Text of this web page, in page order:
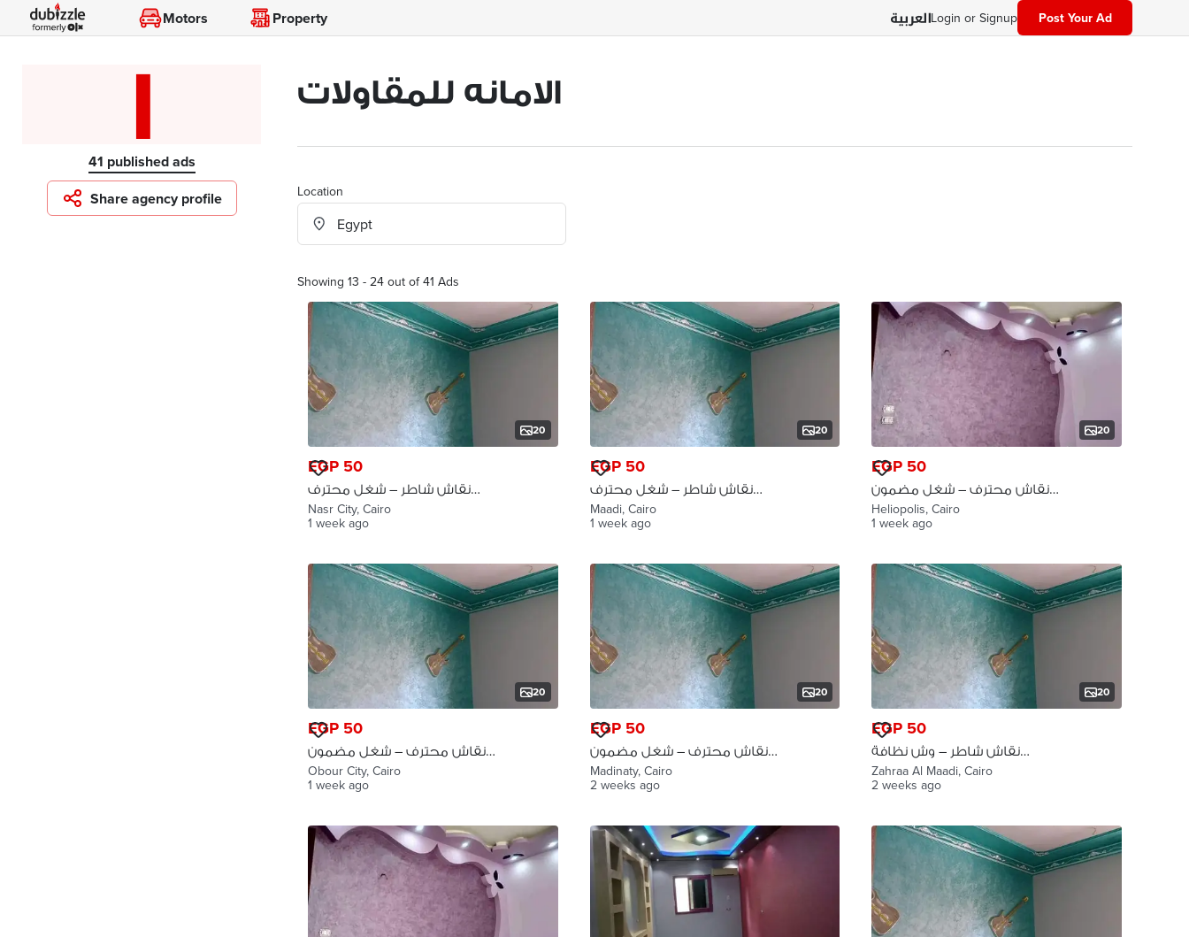
Motors Property Login or Signup Post Your Ad
ا
41 published ads
Share agency profile
الامانه للمقاولات
Location
Showing 13 - 24 out of 41 Ads
20
EGP 50
نقاش شاطر – شغل محترف
وسعر مريح مدينه نصر
Nasr City, Cairo
1 week ago
20
EGP 50
نقاش شاطر – شغل محترف
وسعر مريح المعادي
Maadi, Cairo
1 week ago
20
EGP 50
نقاش محترف – شغل مضمون
Heliopolis, Cairo
1 week ago
20
EGP 50
نقاش محترف – شغل مضمون
Obour City, Cairo
1 week ago
20
EGP 50
نقاش محترف – شغل مضمون
100% مدينتي
Madinaty, Cairo
2 weeks ago
20
EGP 50
نقاش شاطر – وش نظافة
وتشطيب فاخر زهراء المعاديZahraa Al Maadi, Cairo
2 weeks ago